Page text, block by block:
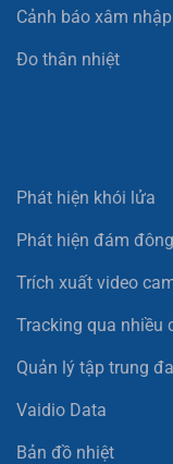
Cảnh báo xâm nhập
Đo thân nhiệt
Phát hiện khói lửa
Phát hiện đám đông
Trích xuất video
Tracking qua nhiều
Quản lý tập trung
Vaidio Data
Bản đồ nhiệt